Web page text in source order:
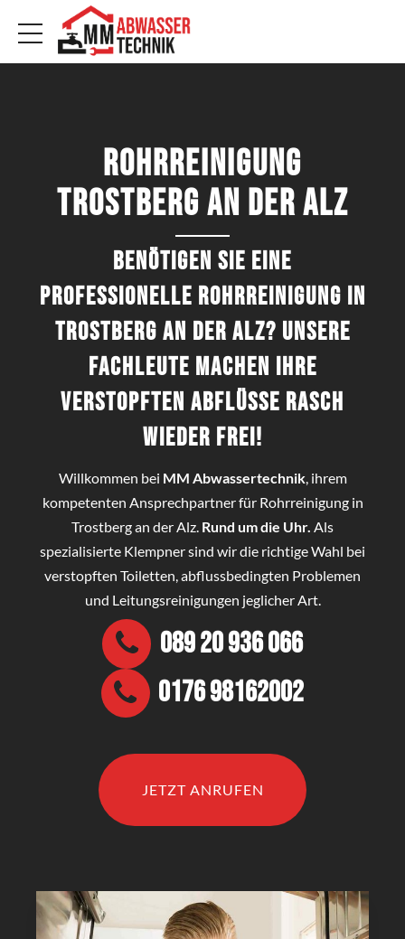
Rohrreinigung
Trostberg an der Alz
Benötigen Sie eine
professionelle Rohrreinigung in
Trostberg an der Alz? Unsere
Fachleute machen Ihre
verstopften Abflüsse rasch
wieder frei!
Willkommen bei MM Abwassertechnik, ihrem
kompetenten Ansprechpartner für Rohrreinigung in
Trostberg an der Alz. Rund um die Uhr. Als
spezialisierte Klempner sind wir die richtige Wahl bei
verstopften Toiletten, abflussbedingten Problemen
und Leitungsreinigungen jeglicher Art.
089 20 936 066
0176 98162002
JETZT ANRUFEN